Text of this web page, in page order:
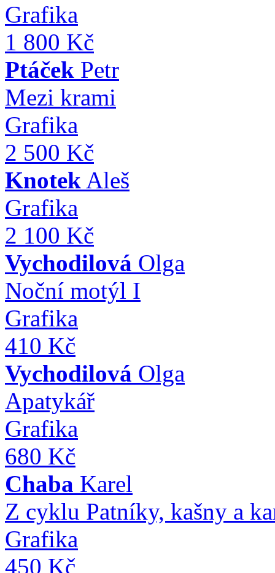
Grafika
1 800 Kč
Ptáček Petr
Mezi krami
Grafika
2 500 Kč
Knotek Aleš
Grafika
2 100 Kč
Vychodilová Olga
Noční motýl I
Grafika
410 Kč
Vychodilová Olga
Apatykář
Grafika
680 Kč
Chaba Karel
Z cyklu Patníky, kašny a
Grafika
450 Kč